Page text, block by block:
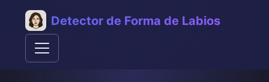
Detector de Forma de Labios